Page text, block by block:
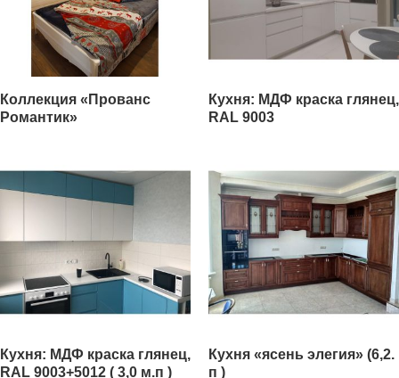
Коллекция «Прованс
Романтик»
Кухня: МДФ краска глянец,
RAL 9003
Кухня: МДФ краска глянец,
RAL 9003+5012 ( 3,0 м.п )
Кухня «ясень элегия» (6,2.
п )